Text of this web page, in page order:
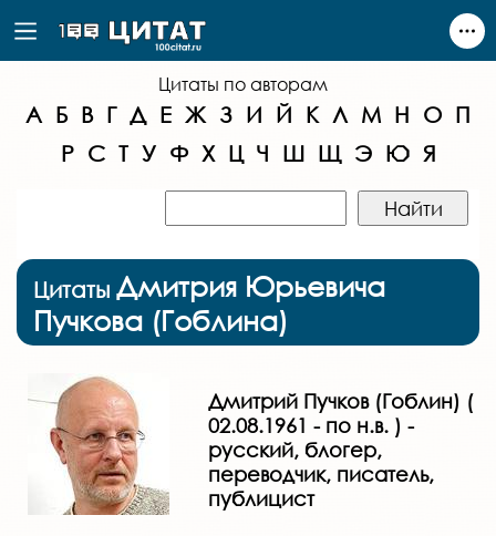
Цитаты по авторам
А Б В Г Д Е Ж З И Й К Л М Н О П
Р С Т У Ф Х Ц Ч Ш Щ Э Ю Я
Цитаты Дмитрия Юрьевича
Пучкова (Гоблина)
Дмитрий Пучков (Гоблин) (
02.08.1961 - по н.в. ) -
русский, блогер,
переводчик, писатель,
публицист